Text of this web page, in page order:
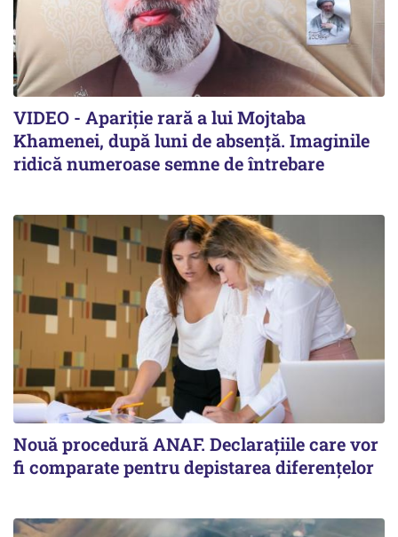
VIDEO - Apariție rară a lui Mojtaba
Khamenei, după luni de absență. Imaginile
ridică numeroase semne de întrebare
Nouă procedură ANAF. Declarațiile care vor
fi comparate pentru depistarea diferențelor